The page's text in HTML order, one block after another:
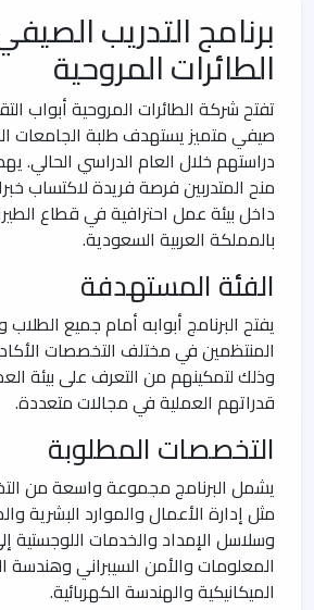
برنامج التدريب
الطائرات المروحية
تفتح شركة الطائرات المروحية أبواب
صيفي متميز يستهدف طلبة الجامعات
دراستهم خلال العام الدراسي الحالي.
منح المتدربين فرصة فريدة لاكتساب
داخل بيئة عمل احترافية في قطاع
بالمملكة العربية السعودية.
الفئة المستهدفة
يفتح البرنامج أبوابه أمام جميع الطلاب
المنتظمين في مختلف التخصصات
وذلك لتمكينهم من التعرف على بيئة
قدراتهم العملية في مجالات متعددة.
التخصصات المطلوبة
يشمل البرنامج مجموعة واسعة من
مثل إدارة الأعمال والموارد البشرية
وسلاسل الإمداد والخدمات اللوجستية
المعلومات والأمن السيبراني وهندسة
الميكانيكية والهندسة الكهربائية.